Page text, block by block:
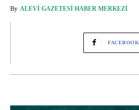
By ALEVI GAZETESI HABER MERKEZI
FACEBOOK